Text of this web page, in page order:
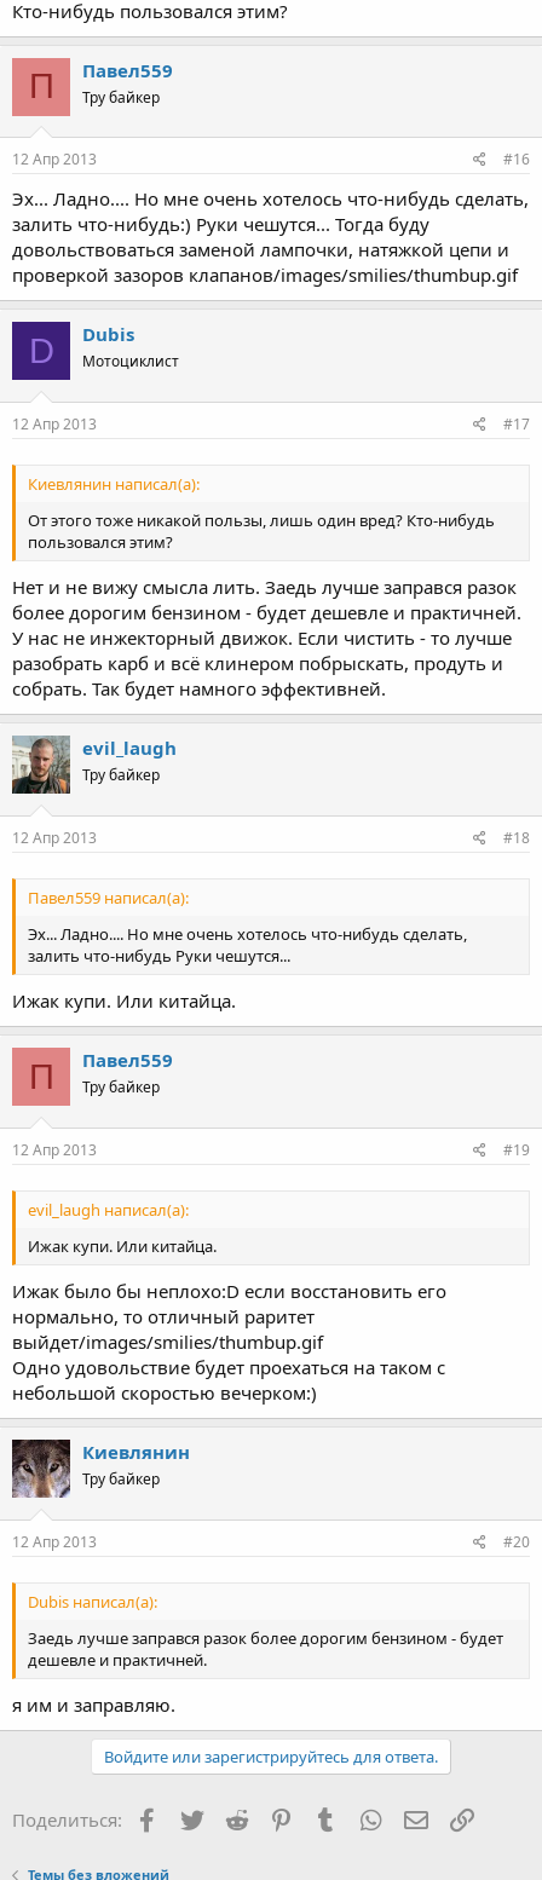
Кто-нибудь пользовался этим?
П Павел559
Тру байкер
12 Апр 2013 #16
Эх... Ладно.... Но мне очень хотелось что-нибудь сделать,
залить что-нибудь:) Руки чешутся... Тогда буду
довольствоваться заменой лампочки, натяжкой цепи и
проверкой зазоров клапанов/images/smilies/thumbup.gif
D Dubis
Мотоциклист
12 Апр 2013 #17
Киевлянин написал(а):
От этого тоже никакой пользы, лишь один вред? Кто-нибудь
пользовался этим?
Нет и не вижу смысла лить. Заедь лучше заправся разок
более дорогим бензином - будет дешевле и практичней.
У нас не инжекторный движок. Если чистить - то лучше
разобрать карб и всё клинером побрыскать, продуть и
собрать. Так будет намного эффективней.
evil_laugh
Тру байкер
12 Апр 2013 #18
Павел559 написал(а):
Эх... Ладно.... Но мне очень хотелось что-нибудь сделать,
залить что-нибудь Руки чешутся...
Ижак купи. Или китайца.
П Павел559
Тру байкер
12 Апр 2013 #19
evil_laugh написал(а):
Ижак купи. Или китайца.
Ижак было бы неплохо:D если восстановить его
нормально, то отличный раритет
выйдет/images/smilies/thumbup.gif
Одно удовольствие будет проехаться на таком с
небольшой скоростью вечерком:)
Киевлянин
Тру байкер
12 Апр 2013 #20
Dubis написал(а):
Заедь лучше заправся разок более дорогим бензином - будет
дешевле и практичней.
я им и заправляю.
Войдите или зарегистрируйтесь для ответа.
Поделиться: Facebook
TwitterReddit PinterestTumblr WhatsApp Ссылка
Темы без вложений